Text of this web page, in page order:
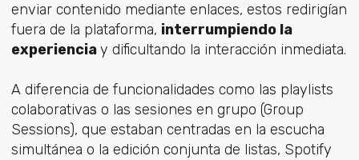
enviar contenido mediante enlaces, estos redirigían
fuera de la plataforma, interrumpiendo la
experienciay dificultando la interacción inmediata.
A diferencia de funcionalidades como las playlists
colaborativas o las sesiones en grupo (Group
Sessions), que estaban centradas en la escucha
simultánea o la edición conjunta de listas, Spotify